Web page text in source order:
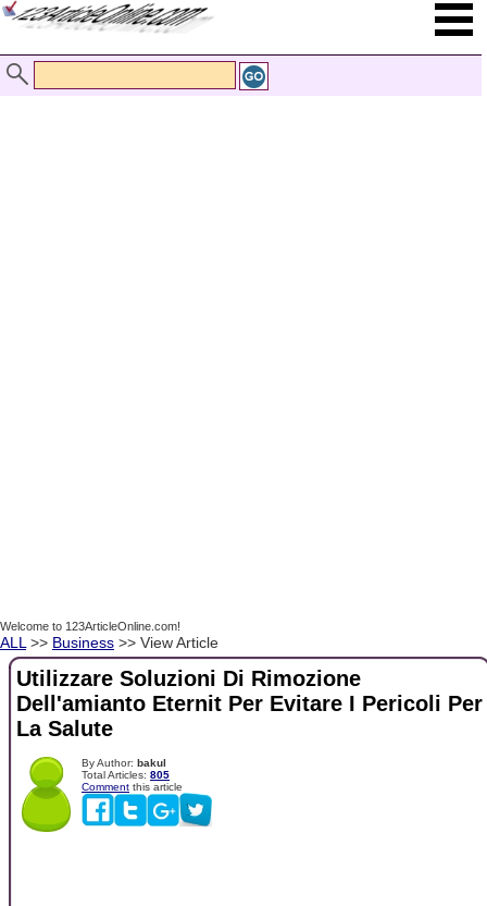
Welcome to 123ArticleOnline.com!
ALL >> Business >> View Article
Utilizzare Soluzioni Di Rimozione
Dell'amianto Eternit Per Evitare I Pericoli Per
La Salute
By Author: bakul
Total Articles: 805
Comment this article